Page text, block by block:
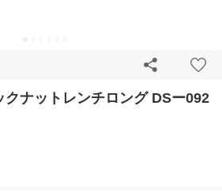
クナットレンチロング DSー092